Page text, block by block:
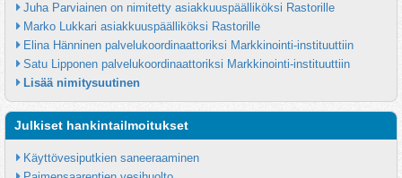
Juha Parviainen on nimitetty asiakkuuspäälliköksi Rastorille
Marko Lukkari asiakkuuspäälliköksi Rastorille
Elina Hänninen palvelukoordinaattoriksi Markkinointi-instituuttiin
Satu Lipponen palvelukoordinaattoriksi Markkinointi-instituuttiin
Lisää nimitysuutinen
Julkiset hankintailmoitukset
Käyttövesiputkien saneeraaminen